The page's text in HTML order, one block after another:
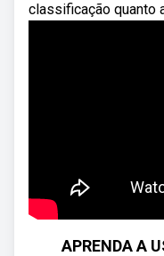
classificação quanto
APRENDA A